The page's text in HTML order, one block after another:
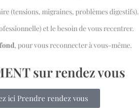
(tensions, migraines, problèmes digestifs).
et le besoin de vous recentrer.
, pour vous reconnecter à vous-même.
sur rendez vous
ici Prendre rendez vous